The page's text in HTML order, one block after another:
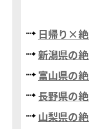
日帰り×絶
新潟県の
富山県の
長野県の
山梨県の